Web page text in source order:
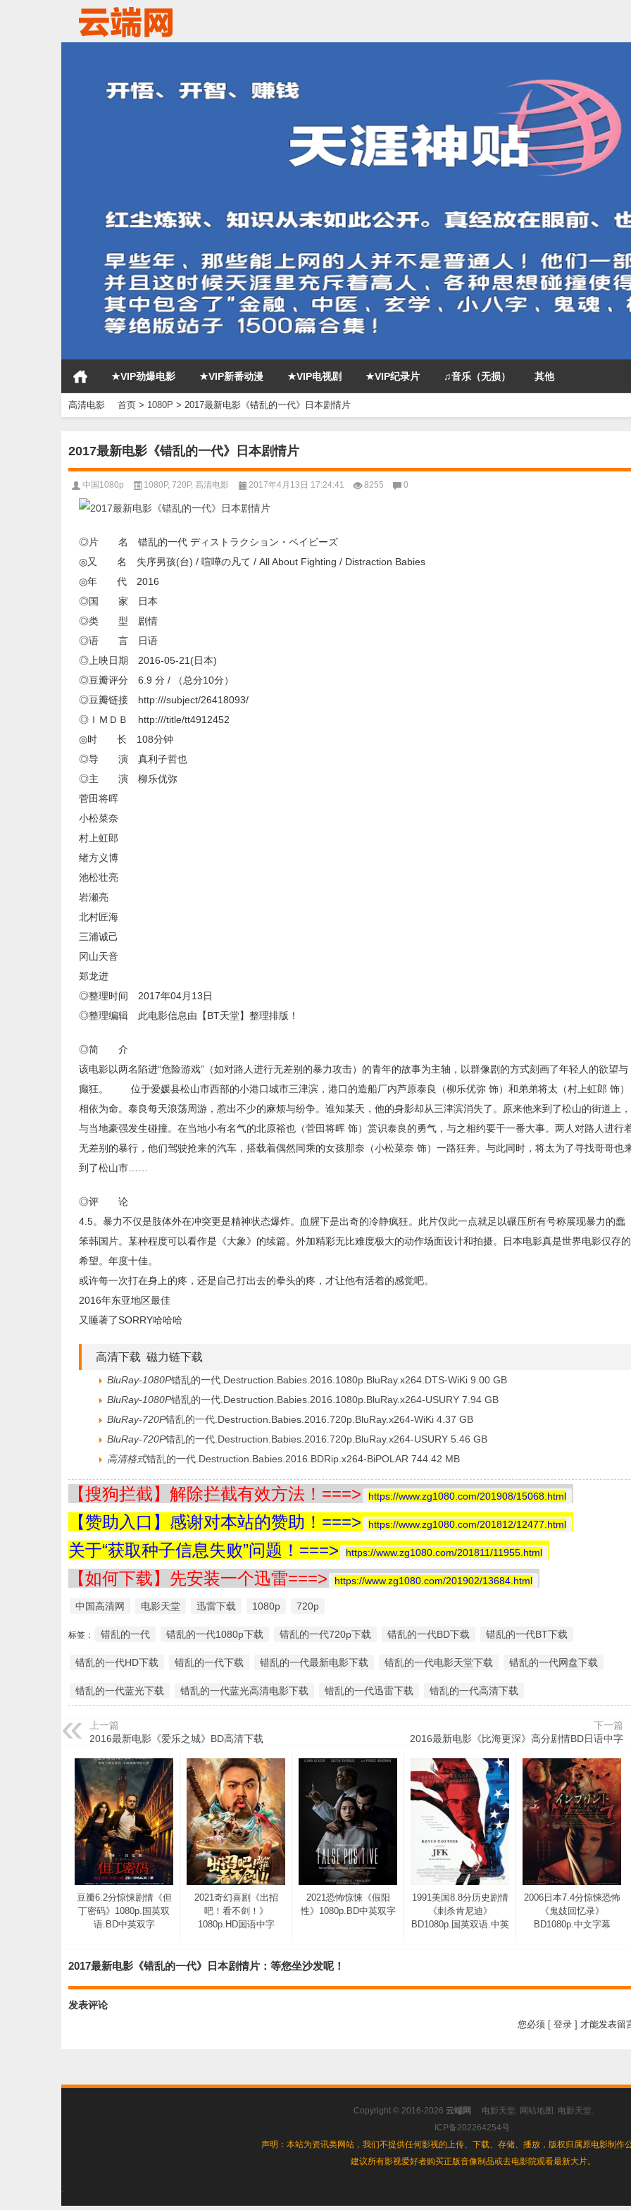
★VIP劲爆电影 ★VIP新番动漫 ★VIP电视剧 ★VIP纪录片 ♫音乐（无损） 其他
高清电影 首页 > 1080P > 2017最新电影《错乱的一代》日本剧情片
2017最新电影《错乱的一代》日本剧情片
中国1080p 1080P, 720P, 高清电影 2017年4月13日 17:24:41 8255 0
◎片 名 错乱的一代 ディストラクション・ベイビーズ
◎又 名 失序男孩(台) / 喧嘩の凡て / All About Fighting / Distraction Babies
◎年 代 2016
◎国 家 日本
◎类 型 剧情
◎语 言 日语
◎上映日期 2016-05-21(日本)
◎豆瓣评分 6.9 分 / （总分10分）
◎豆瓣链接 http:///subject/26418093/
◎ＩＭＤＢ http:///title/tt4912452
◎时 长 108分钟
◎导 演 真利子哲也
◎主 演 柳乐优弥
菅田将晖
小松菜奈
村上虹郎
绪方义博
池松壮亮
岩瀬亮
北村匠海
三浦诚己
冈山天音
郑龙进
◎整理时间 2017年04月13日
◎整理编辑 此电影信息由【BT天堂】整理排版！
◎简 介
该电影以两名陷进“危险游戏”（如对路人进行无差别的暴力攻击）的青年的故事为主轴，以群像剧的方式刻画了年轻人的欲望与
癫狂。 位于爱媛县松山市西部的小港口城市三津滨，港口的造船厂内芦原泰良（柳乐优弥 饰）和弟弟将太（村上虹郎 饰）
相依为命。泰良每天浪荡周游，惹出不少的麻烦与纷争。谁知某天，他的身影却从三津滨消失了。原来他来到了松山的街道上，
与当地豪强发生碰撞。在当地小有名气的北原裕也（菅田将晖 饰）赏识泰良的勇气，与之相约要干一番大事。两人对路人进行
无差别的暴行，他们驾驶抢来的汽车，搭载着偶然同乘的女孩那奈（小松菜奈 饰）一路狂奔。与此同时，将太为了寻找哥哥也
到了松山市……
◎评 论
4.5。暴力不仅是肢体外在冲突更是精神状态爆炸。血腥下是出奇的冷静疯狂。此片仅此一点就足以碾压所有号称展现暴力的蠢
笨韩国片。某种程度可以看作是《大象》的续篇。外加精彩无比难度极大的动作场面设计和拍摄。日本电影真是世界电影仅存的
希望。年度十佳。
或许每一次打在身上的疼，还是自己打出去的拳头的疼，才让他有活着的感觉吧。
2016年东亚地区最佳
又睡著了SORRY哈哈哈
高清下载 磁力链下载
BluRay-1080P错乱的一代.Destruction.Babies.2016.1080p.BluRay.x264.DTS-WiKi 9.00 GB
BluRay-1080P错乱的一代.Destruction.Babies.2016.1080p.BluRay.x264-USURY 7.94 GB
BluRay-720P错乱的一代.Destruction.Babies.2016.720p.BluRay.x264-WiKi 4.37 GB
BluRay-720P错乱的一代.Destruction.Babies.2016.720p.BluRay.x264-USURY 5.46 GB
高清格式错乱的一代.Destruction.Babies.2016.BDRip.x264-BiPOLAR 744.42 MB
【搜狗拦截】解除拦截有效方法！===> https://www.zg1080.com/201908/15068.html
【赞助入口】感谢对本站的赞助！===> https://www.zg1080.com/201812/12477.html
关于“获取种子信息失败”问题！===> https://www.zg1080.com/201811/11955.html
【如何下载】先安装一个迅雷===> https://www.zg1080.com/201902/13684.html
中国高清网 电影天堂 迅雷下载 1080p 720p
标签： 错乱的一代 错乱的一代1080p下载 错乱的一代720p下载 错乱的一代BD下载 错乱的一代BT下载
错乱的一代HD下载 错乱的一代下载 错乱的一代最新电影下载 错乱的一代电影天堂下载 错乱的一代网盘下载
错乱的一代蓝光下载 错乱的一代蓝光高清电影下载 错乱的一代迅雷下载 错乱的一代高清下载
上一篇
2016最新电影《爱乐之城》BD高清下载
下一篇
2016最新电影《比海更深》高分剧情BD日语中字
豆瓣6.2分惊悚剧情《但
丁密码》1080p.国英双
语.BD中英双字
2021奇幻喜剧《出招
吧！看不剑！》
1080p.HD国语中字
2021恐怖惊悚《假阳
性》1080p.BD中英双字
1991美国8.8分历史剧情
《刺杀肯尼迪》
BD1080p.国英双语.中英
2006日本7.4分惊悚恐怖
《鬼妓回忆录》
BD1080p.中文字幕
2020印度悬疑犯罪《法
2017最新电影《错乱的一代》日本剧情片：等您坐沙发呢！
发表评论
您必须 [ 登录 ] 才能发表留
Copyright © 2016-2026 云端网 电影天堂. 网站地图 . 电影天堂.
ICP备202264254号.
声明：本站为资讯类网站，我们不提供任何影视的上传、下载、存储、播放，版权归属原电影制作
建议所有影视爱好者购买正版音像制品或去电影院观看最新大片。
.